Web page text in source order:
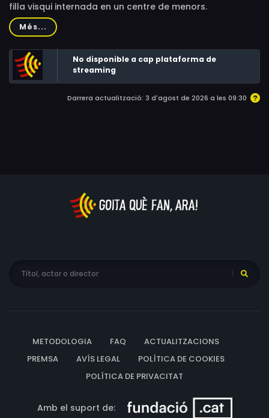
filla visqui internada en un centre de menors.
Més...
No disponible a cap plataforma de
streaming
Darrera actualització: 3 d'agost de 2026 a les 09:30
METODOLOGIA FAQ
ACTUALITZACIONS
PREMSA
AVÍS LEGAL
POLÍTICA DE COOKIES
POLÍTICA DE PRIVACITAT
Amb el suport de: